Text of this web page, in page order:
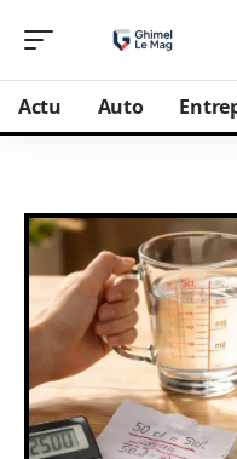
Actu Auto